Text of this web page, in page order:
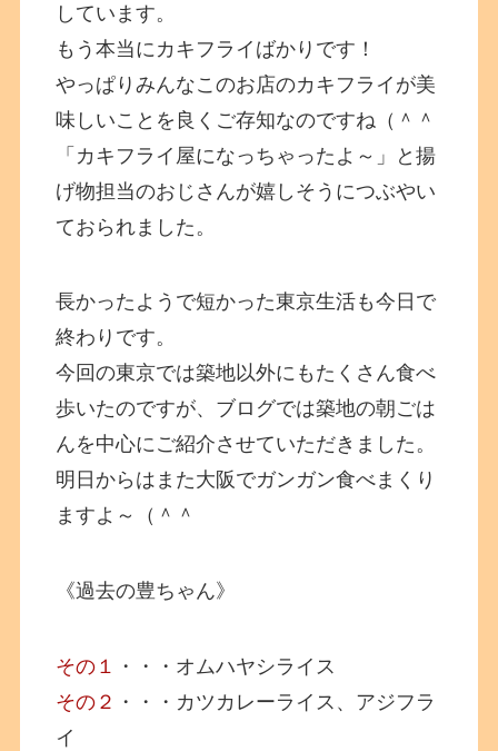
しています。
もう本当にカキフライばかりです！
やっぱりみんなこのお店のカキフライが美
味しいことを良くご存知なのですね（＾＾
「カキフライ屋になっちゃったよ～」と揚
げ物担当のおじさんが嬉しそうにつぶやい
ておられました。
長かったようで短かった東京生活も今日で
終わりです。
今回の東京では築地以外にもたくさん食べ
歩いたのですが、ブログでは築地の朝ごは
んを中心にご紹介させていただきました。
明日からはまた大阪でガンガン食べまくり
ますよ～（＾＾
《過去の豊ちゃん》
その１ ・・・オムハヤシライス
その２ ・・・カツカレーライス、アジフラ
イ